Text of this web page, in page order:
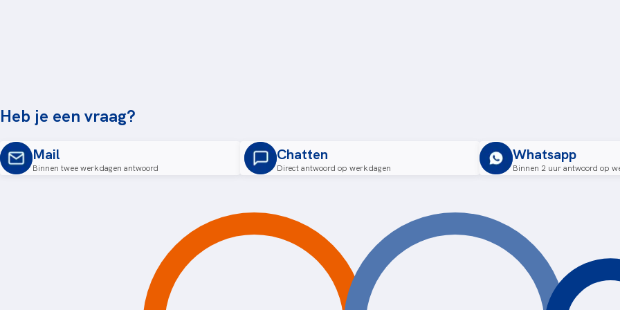
Heb je een vraag?
Mail
Binnen twee werkdagen antwoord
Chatten
Direct antwoord op werkdagen
Whatsapp
Binnen 2 uur antwoord op